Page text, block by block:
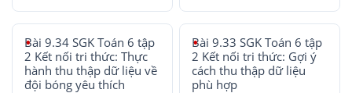
Bài 9.34 SGK Toán 6 tập
2 Kết nối tri thức: Thực
hành thu thập dữ liệu về
đội bóng yêu thích
Bài 9.33 SGK Toán 6 tập
2 Kết nối tri thức: Gợi ý
cách thu thập dữ liệu
phù hợp